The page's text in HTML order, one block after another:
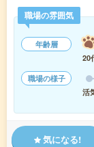
職場の雰囲気
年齢層
20
職場の様子
活
気になる!